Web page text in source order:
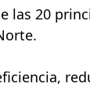
las 20